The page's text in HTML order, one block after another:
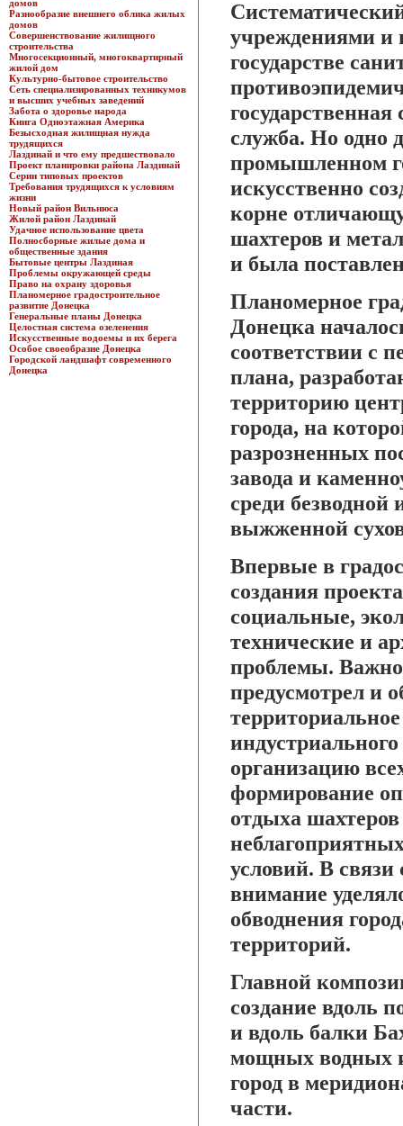
домов
Разнообразие внешнего облика жилых
домов
Совершенствование жилищного
строительства
Многосекционный, многоквартирный
жилой дом
Культурно-бытовое строительство
Сеть специализированных техникумов
и высших учебных заведений
Забота о здоровье народа
Книга Одноэтажная Америка
Безысходная жилищная нужда
трудящихся
Лаздинай и что ему предшествовало
Проект планировки района Лаздинай
Серии типовых проектов
Требования трудящихся к условиям
жизни
Новый район Вильнюса
Жилой район Лаздинай
Удачное использование цвета
Полносборные жилые дома и
общественные здания
Бытовые центры Лаздиная
Проблемы окружающей среды
Право на охрану здоровья
Планомерное градостроительное
развитие Донецка
Генеральные планы Донецка
Целостная система озеленения
Искусственные водоемы и их берега
Особое своеобразие Донецка
Городской ландшафт современного
Донецка
учреждениями и
государстве
служба. Но одно
промышленном
искусственно
корне
шахтеров и
и была
Планомерное
Донецка
соответствии с
плана,
территорию
города, на
разрозненных
завода и
среди безводной
выжженной
Впервые в
создания
социальные,
технические и
проблемы.
предусмотрел и
организацию
формирование
отдыха
условий. В
внимание
обводнения
территорий.
Главной
создание вдоль
и вдоль балки
мощных водных
город в
части.